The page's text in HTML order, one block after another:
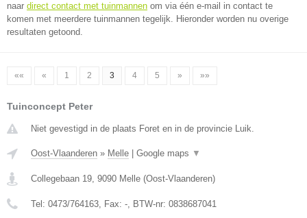
naar direct contact met tuinmannen om via één e-mail in contact te
komen met meerdere tuinmannen tegelijk. Hieronder worden nu overige
resultaten getoond.
«« « 1 2 3 4 5 » »»
Tuinconcept Peter
Niet gevestigd in de plaats Foret en in de provincie Luik.
Oost-Vlaanderen » Melle Google maps ▼
Collegebaan 19, 9090 Melle (Oost-Vlaanderen)
Tel: 0473/764163, Fax: -, BTW-nr: 0838687041